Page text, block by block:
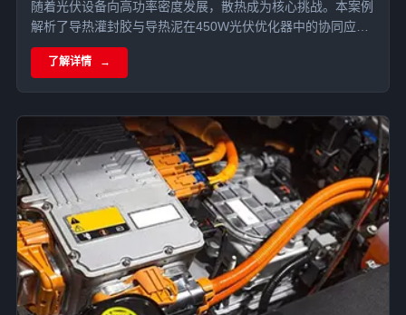
随着光伏设备向高功率密度发展，散热成为核心挑战。本案例
解析了导热灌封胶与导热泥在450W光伏优化器中的协同应
用，通过全方位灌封与精准界面传热，实现散热率提升20%且
核心MOS管降温超10°C，显著增强了光伏产品的户外环境适
了解详情